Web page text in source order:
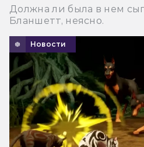
Должна ли была в нем
Бланшетт, неясно.
Новости